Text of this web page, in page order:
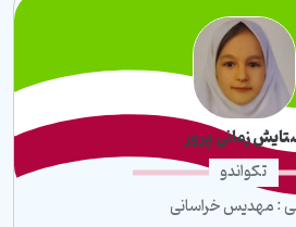
زمانی پرور
تکواندو
: مهدیس خراسانی